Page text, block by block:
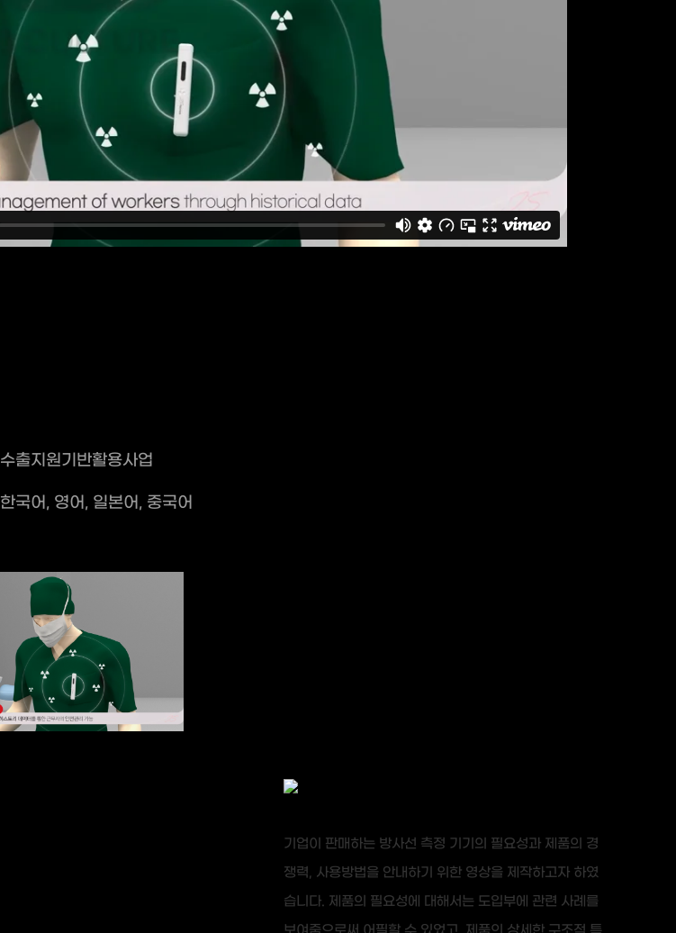
수출지원기반활용사업
한국어, 영어, 일본어, 중국어
기업이 판매하는 방사선 측정 기기의 필요성과 제품의 경
쟁력, 사용방법을 안내하기 위한 영상을 제작하고자 하였
습니다. 제품의 필요성에 대해서는 도입부에 관련 사례를